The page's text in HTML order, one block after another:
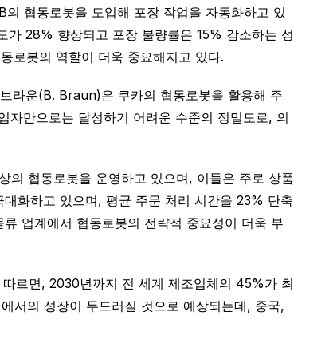
협동로봇을 도입해 포장 작업을 자동화하고 있
가 28% 향상되고 포장 불량률은 15% 감소하는 성
로봇의 역할이 더욱 중요해지고 있다.
라운(B. Braun)은 쿠카의 협동로봇을 활용해 주
만으로는 달성하기 어려운 수준의 정밀도로, 의
의 협동로봇을 운영하고 있으며, 이들은 주로 상품
화하고 있으며, 평균 주문 처리 시간을 23% 단축
업계에서 협동로봇의 전략적 중요성이 더욱 부
르면, 2030년까지 전 세계 제조업체의 45%가 최
서의 성장이 두드러질 것으로 예상되는데, 중국,